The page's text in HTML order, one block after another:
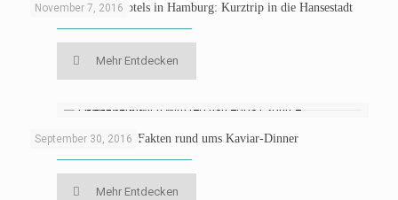
November 7, 2016
Die besten Designhotels in Hamburg: Kurztrip in die Hansestadt
Mehr Entdecken
September 30, 2016
Kaviar essen: Sieben Fakten rund ums Kaviar-Dinner
Mehr Entdecken